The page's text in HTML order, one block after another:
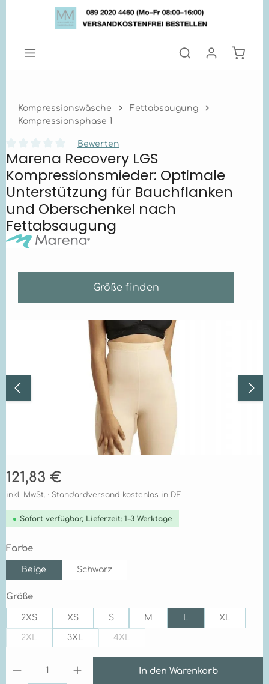
Zum Hauptinhalt springen
Kompressionswäsche
Fettabsaugung
Kompressionsphase 1
Durchschnittliche Bewertung von 0 von 5 Sternen
Bewerten
Marena Recovery LGS
Kompressionsmieder: Optimale
Unterstützung für Bauchflanken
und Oberschenkel nach
Fettabsaugung
Größe finden
Bildergalerie überspringen
Regulärer Preis:
121,83 €
inkl. MwSt. · Standardversand kostenlos in DE
Sofort verfügbar, Lieferzeit: 1-3 Werktage
Farbeauswählen
Beige Schwarz
Größeauswählen
2XS XS S M L XL
2XL 3XL 4XL
Produkt Anzahl: Gib den gewünschten Wert
In den Warenkorb